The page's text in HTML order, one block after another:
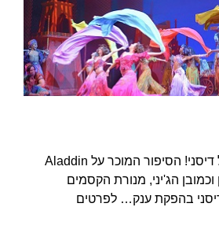
אלאדין בהפקת ענק של דיסני! הסיפור המוכר על Aladdin
הג'יני, מנורת הקסמים
בהפקת ענק… לפרטים